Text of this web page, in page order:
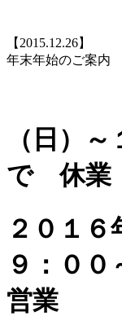
【2015.12.26】
年末年始のご案内
１
（日）
で 休業
２０１
９：０
営業